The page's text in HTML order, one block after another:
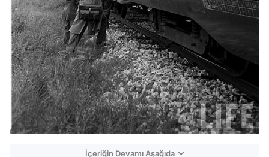
İçeriğin Devamı Aşağıda